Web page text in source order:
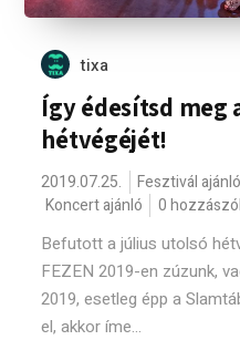
tixa
Így édesítsd meg
hétvégéjét!
2019.07.25. Fesztivál ajánló
Koncert ajánló
0
Befutott a július utolsó
FEZEN 2019-en zúzunk,
2019, esetleg épp a
el, akkor íme...